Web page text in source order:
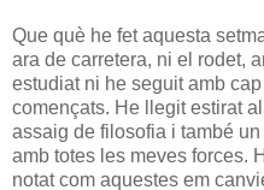
Que què he fet aquesta
ara de carretera, ni el rodet,
estudiat ni he seguit amb
començats. He llegit estirat
assaig de filosofia i també
amb totes les meves forces.
notat com aquestes em